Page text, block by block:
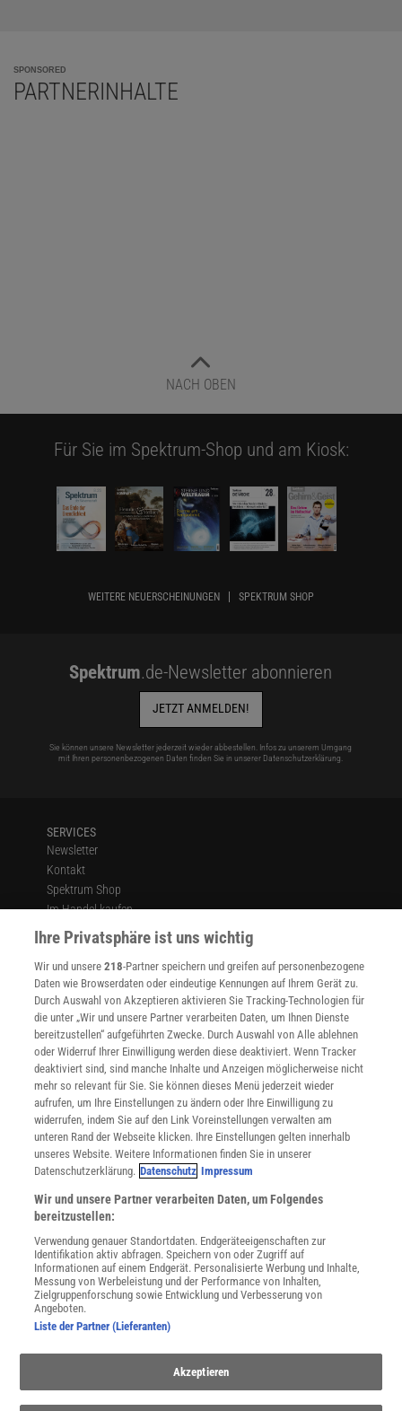
SPONSORED
PARTNERINHALTE
NACH OBEN
Für Sie im Spektrum-Shop und am Kiosk:
WEITERE NEUERSCHEINUNGEN SPEKTRUM SHOP
Spektrum.de-Newsletter abonnieren
JETZT ANMELDEN!
Sie können unsere Newsletter jederzeit wieder abbestellen. Infos zu unserem Umgang
mit Ihren personenbezogenen Daten finden Sie in unserer Datenschutzerklärung
SERVICES
Newsletter
Kontakt
Spektrum Shop
Im Handel kaufen
Presse
Verträge kündigen
Widerruf
INFO
Mediadaten
Datenschutz
Nutzungsbedingungen
Cookie-Einstellungen
Utiq verwalten
Nutzungsbasierte Onlinewerbung
Alle Artikel
Impressum
Angebote für Schulen
Angebote für Institutionen
Sprachen lernen mit Gymglish
Lexika
Für Spektrum schreiben
Zugänglichkeitserklärung
KielSCN
Wissenschaft in die Schulen
SciLogs
Ihre Privatsphäre ist uns wichtig
Wir und unsere218-Partner speichern und greifen auf personenbezogene
Daten wie Browserdaten oder eindeutige Kennungen auf Ihrem Gerät zu.
Durch Auswahl von Akzeptieren aktivieren Sie Tracking-Technologien für
die unter „Wir und unsere Partner verarbeiten Daten, um Ihnen Dienste
bereitzustellen“ aufgeführten Zwecke. Durch Auswahl von Alle ablehnen
oder Widerruf Ihrer Einwilligung werden diese deaktiviert. Wenn Tracker
deaktiviert sind, sind manche Inhalte und Anzeigen möglicherweise nicht
mehr so relevant für Sie. Sie können dieses Menü jederzeit wieder
aufrufen, um Ihre Einstellungen zu ändern oder Ihre Einwilligung zu
widerrufen, indem Sie auf den Link Voreinstellungen verwalten am
unteren Rand der Webseite klicken. Ihre Einstellungen gelten innerhalb
unseres Website. Weitere Informationen finden Sie in unserer
Datenschutzerklärung. Datenschutz Impressum
Wir und unsere Partner verarbeiten Daten, um Folgendes
bereitzustellen:
Verwendung genauer Standortdaten. Endgeräteeigenschaften zur
Identifikation aktiv abfragen. Speichern von oder Zugriff auf
Informationen auf einem Endgerät. Personalisierte Werbung und Inhalte,
Messung von Werbeleistung und der Performance von Inhalten,
Zielgruppenforschung sowie Entwicklung und Verbesserung von
Angeboten.
Liste der Partner (Lieferanten)
Akzeptieren